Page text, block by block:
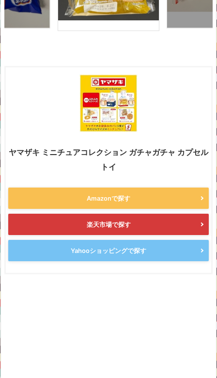
ヤマザキ ミニチュアコレクション ガチャガチャ カプセル
トイ
Amazonで探す
楽天市場で探す
Yahooショッピングで探す